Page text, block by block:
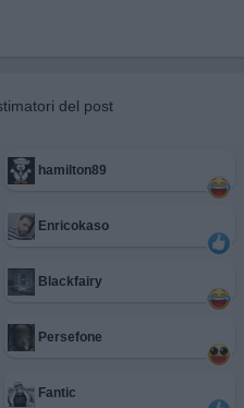
del post
hamilton89
Enricokaso
Blackfairy
Persefone
Fantic